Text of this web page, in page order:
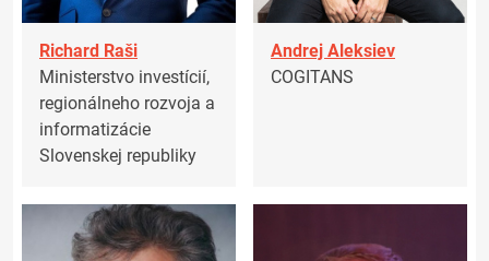
Richard Raši
Ministerstvo investícií,
regionálneho rozvoja a
informatizácie
Slovenskej republiky
Andrej Aleksiev
COGITANS